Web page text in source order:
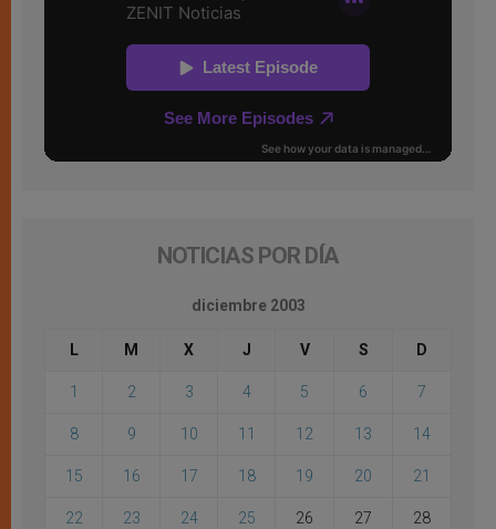
NOTICIAS POR DÍA
diciembre 2003
L M X J V S D
1 2 3 4 5 6 7
8 9 10 11 12 13 14
15 16 17 18 19 20 21
22 23 24 25 26 27 28